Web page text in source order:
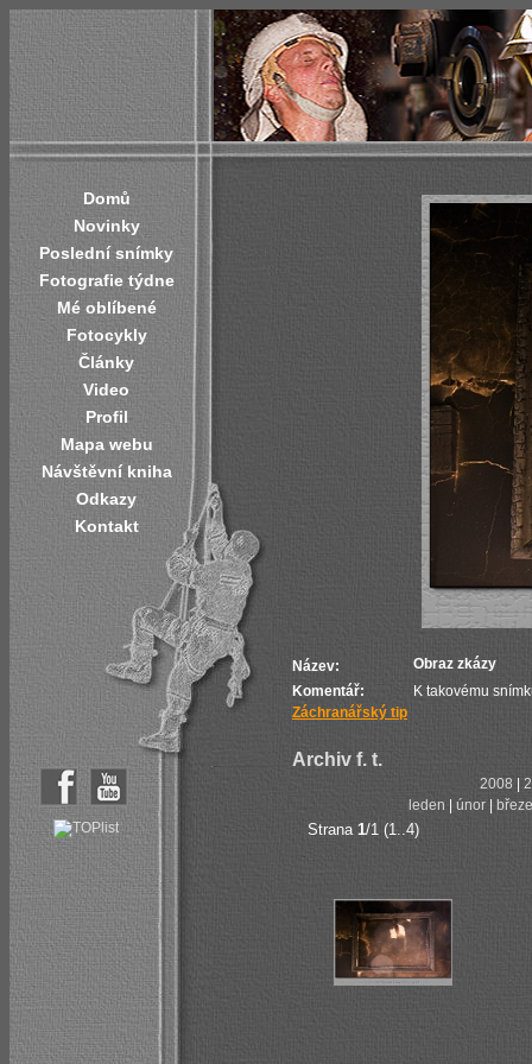
Domů
Novinky
Poslední snímky
Fotografie týdne
Mé oblíbené
Fotocykly
Články
Video
Profil
Mapa webu
Návštěvní kniha
Odkazy
Kontakt
Název:
Obraz zkázy
Komentář:
K takovému
Záchranářský tip
Archiv f. t.
2008
leden
únor|
Strana 1/1 (1..4)